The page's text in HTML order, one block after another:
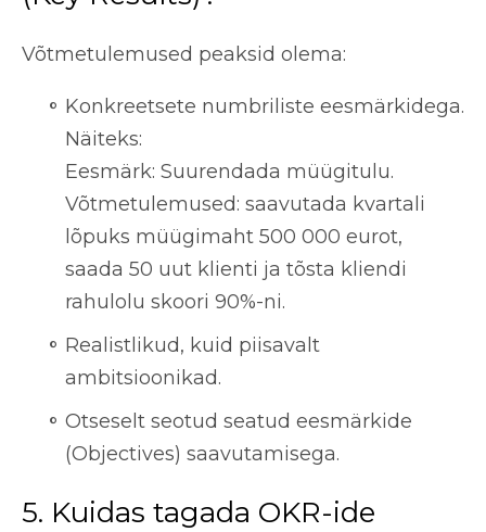
Võtmetulemused peaksid olema:
Konkreetsete numbriliste eesmärkidega.
Näiteks:
Eesmärk: Suurendada müügitulu.
Võtmetulemused: saavutada kvartali
lõpuks müügimaht 500 000 eurot,
saada 50 uut klienti ja tõsta kliendi
rahulolu skoori 90%-ni.
Realistlikud, kuid piisavalt
ambitsioonikad.
Otseselt seotud seatud eesmärkide
(Objectives) saavutamisega.
5. Kuidas tagada OKR-ide